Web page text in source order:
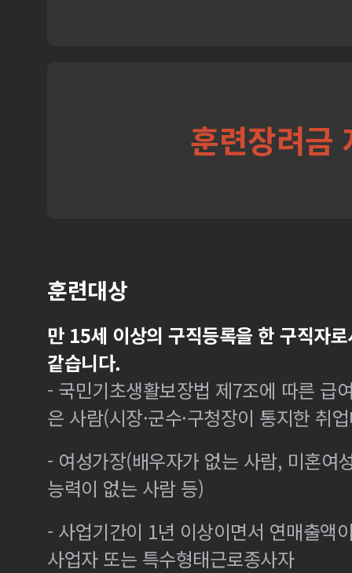
훈련장려금
훈련대상
만 15세 이상의 구직등록을 한 구직자
같습니다.
- 국민기초생활보장법 제7조에 따른 급
은 사람(시장·군수·구청장이 통지한 취
- 여성가장(배우자가 없는 사람, 미혼여
능력이 없는 사람 등)
- 사업기간이 1년 이상이면서 연매출액
사업자 또는 특수형태근로종사자